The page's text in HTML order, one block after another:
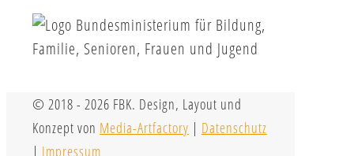
© 2018 - 2026 FBK. Design, Layout und
Konzept von Media-Artfactory | Datenschutz
| Impressum